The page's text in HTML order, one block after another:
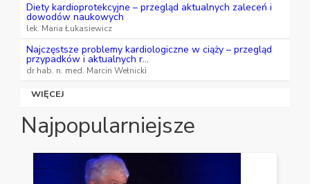
Diety kardioprotekcyjne – przegląd aktualnych zaleceń i
dowodów naukowych
lek. Maria Łukasiewicz
Najczęstsze problemy kardiologiczne w ciąży – przegląd
przypadków i aktualnych r...
dr hab. n. med. Marcin Wełnicki
WIĘCEJ
Najpopularniejsze